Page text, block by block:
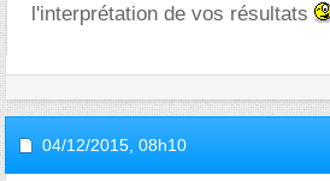
l'interprétation de vos résultats
04/12/2015, 08h10